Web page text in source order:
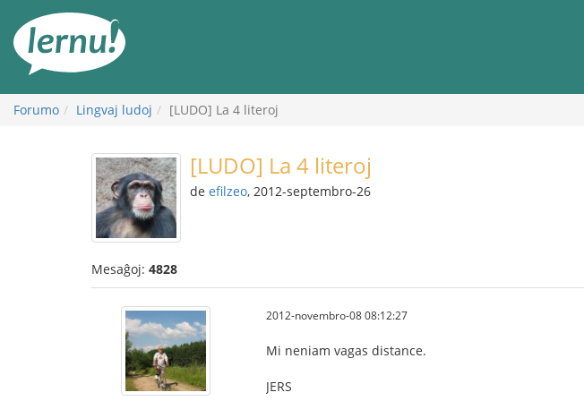
enhavo
Forumo Lingvaj ludoj [LUDO] La 4 literoj
[LUDO] La 4 literoj
de efilzeo, 2012-septembro-26
Mesaĝoj: 4828
2012-novembro-08 08:12:27
Mi neniam vagas distance.
JERS